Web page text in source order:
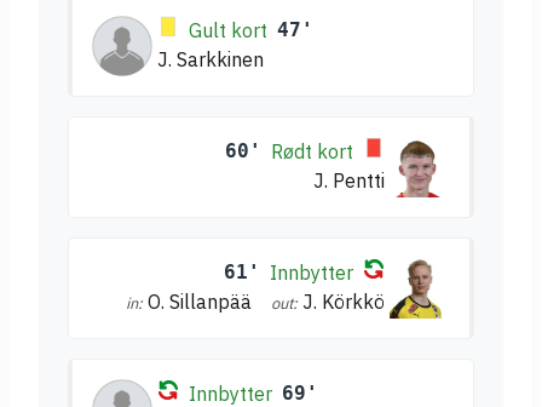
Gult kort 47'
J. Sarkkinen
60'
Rødt kort
J. Pentti
61' Innbytter
in: O. Sillanpää out: J. Körkkö
Innbytter 69'